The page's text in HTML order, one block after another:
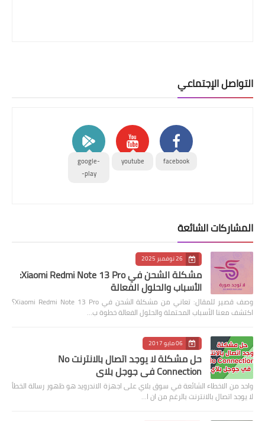
التواصل الإجتماعي
facebook
youtube
google-
play-
المشاركات الشائعة
26 نوفمبر 2025
مشكلة الشحن في Xiaomi Redmi Note 13 Pro:
الأسباب والحلول الفعالة
وصف قصير للمقال: تعاني من مشكلة الشحن في Xiaomi Redmi Note 13 Pro؟
اكتشف معنا الأسباب المحتملة والحلول الفعالة خطوة ب…
06 مايو 2017
حل مشكلة لا يوجد اتصال بالانترنت No
Connection في جوجل بلاي
واحد من الاخطاء الشائعة في سوق بلاي على اجهزة الاندرويد هو ظهور رسالة الخطأ
لا يوجد اتصال بالانترنت بالرغم من ان ا…